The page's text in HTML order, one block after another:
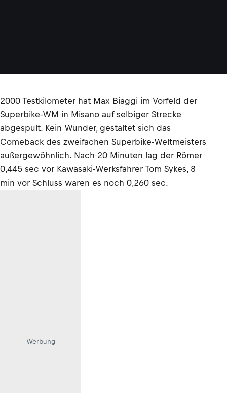
2000 Testkilometer hat Max Biaggi im Vorfeld der
Superbike-WM in Misano auf selbiger Strecke
abgespult. Kein Wunder, gestaltet sich das
Comeback des zweifachen Superbike-Weltmeisters
außergewöhnlich. Nach 20 Minuten lag der Römer
0,445 sec vor Kawasaki-Werksfahrer Tom Sykes, 8
min vor Schluss waren es noch 0,260 sec.
Werbung